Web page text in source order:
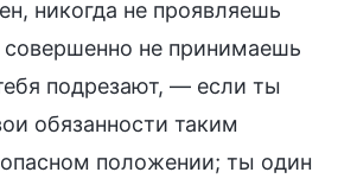
никогда не проявляешь
совершенно не принимаешь
подрезают, — если ты
обязанности таким
положении; ты один